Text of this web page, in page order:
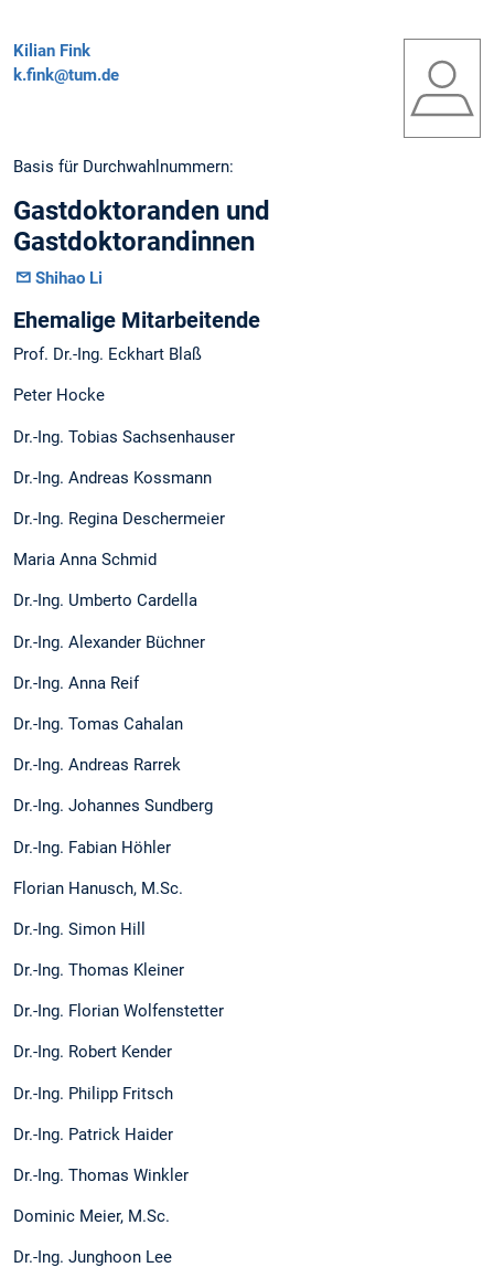
Kilian Fink
k.fink@tum.de
Basis für Durchwahlnummern:
Gastdoktoranden und
Gastdoktorandinnen
Shihao Li
Ehemalige Mitarbeitende
Prof. Dr.-Ing. Eckhart Blaß
Peter Hocke
Dr.-Ing. Tobias Sachsenhauser
Dr.-Ing. Andreas Kossmann
Dr.-Ing. Regina Deschermeier
Maria Anna Schmid
Dr.-Ing. Umberto Cardella
Dr.-Ing. Alexander Büchner
Dr.-Ing. Anna Reif
Dr.-Ing. Tomas Cahalan
Dr.-Ing. Andreas Rarrek
Dr.-Ing. Johannes Sundberg
Dr.-Ing. Fabian Höhler
Florian Hanusch, M.Sc.
Dr.-Ing. Simon Hill
Dr.-Ing. Thomas Kleiner
Dr.-Ing. Florian Wolfenstetter
Dr.-Ing. Robert Kender
Dr.-Ing. Philipp Fritsch
Dr.-Ing. Patrick Haider
Dr.-Ing. Thomas Winkler
Dominic Meier, M.Sc.
Dr.-Ing. Junghoon Lee